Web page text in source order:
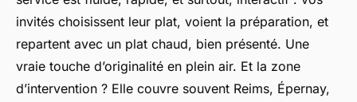
invités choisissent leur plat, voient la préparation, et
repartent avec un plat chaud, bien présenté. Une
vraie touche d’originalité en plein air. Et la zone
d’intervention ? Elle couvre souvent Reims, Épernay,